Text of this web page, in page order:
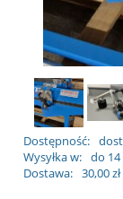
Dostępność:
Wysyłka w: do
Dostawa: 30,00 zł